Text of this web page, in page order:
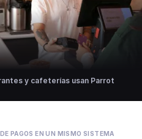
y cafeterías usan Parrot
PAGOS EN UN MISMO SISTEMA